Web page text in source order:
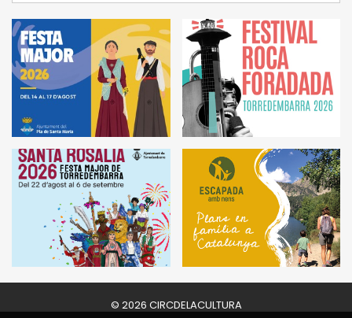
© 2026 CIRCDELACULTURA